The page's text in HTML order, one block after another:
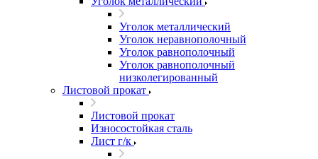
Уголок металлический
Уголок неравнополочный
Уголок равнополочный
Уголок равнополочный
низколегированный
Листовой прокат
Листовой прокат
Износостойкая сталь
Лист г/к